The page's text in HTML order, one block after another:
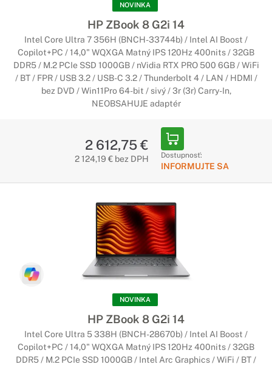
NOVINKA
HP ZBook 8 G2i 14
Intel Core Ultra 7 356H (BNCH-33744b) / Intel AI Boost /
Copilot+PC / 14,0" WQXGA Matný IPS 120Hz 400nits / 32GB
DDR5 / M.2 PCIe SSD 1000GB / nVidia RTX PRO 500 6GB / WiFi
/ BT / FPR / USB 3.2 / USB-C 3.2 / Thunderbolt 4 / LAN / HDMI /
bez DVD / Win11Pro 64-bit / sivý / 3r (3r) Carry-In,
NEOBSAHUJE adaptér
2 612,75 €
2 124,19 € bez DPH Dostupnosť:
INFORMUJTE SA
NOVINKA
HP ZBook 8 G2i 14
Intel Core Ultra 5 338H (BNCH-28670b) / Intel AI Boost /
Copilot+PC / 14,0" WQXGA Matný IPS 120Hz 400nits / 32GB
DDR5 / M.2 PCIe SSD 1000GB / Intel Arc Graphics / WiFi / BT /